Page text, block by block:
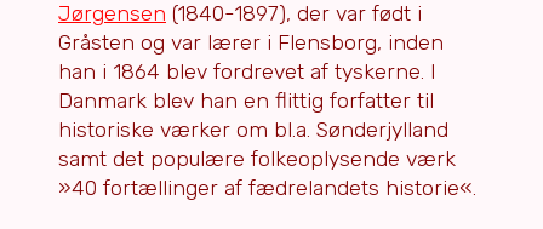
Jørgensen (1840-1897), der var født i
Gråsten og var lærer i Flensborg, inden
han i 1864 blev fordrevet af tyskerne. I
Danmark blev han en flittig forfatter til
historiske værker om bl.a. Sønderjylland
samt det populære folkeoplysende værk
»40 fortællinger af fædrelandets historie«.